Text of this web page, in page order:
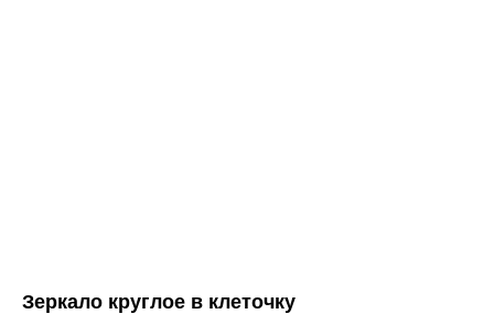
Зеркало круглое в клеточку